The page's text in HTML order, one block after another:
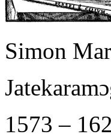
Simon
1573 –